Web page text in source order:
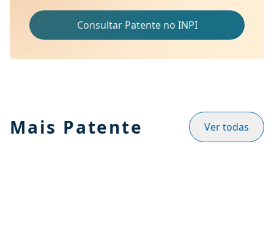
Consultar Patente no INPI
Mais Patente Ver todas